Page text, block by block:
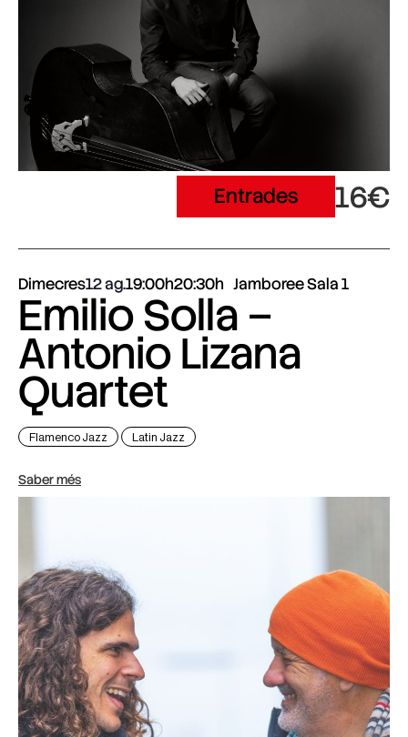
Entrades 16€
Dimecres12 ag.19:00h20:30h Jamboree Sala 1
Emilio Solla –
Antonio Lizana
Quartet
Flamenco Jazz Latin Jazz
Saber més